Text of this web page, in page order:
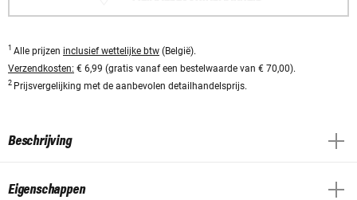
1 Alle prijzen inclusief wettelijke btw (België).
Verzendkosten: € 6,99 (gratis vanaf een bestelwaarde van € 70,00).
2 Prijsvergelijking met de aanbevolen detailhandelsprijs.
Beschrijving
Eigenschappen